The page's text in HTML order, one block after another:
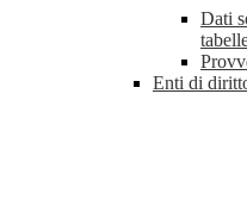
Dati
Enti di